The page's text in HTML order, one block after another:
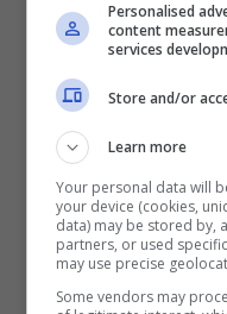
figli. Si potrebbe
l’ennesimo frutto
qualche
fare parlare di
Ad oggi non ci
che facciano
certa è il
Personalised
content
services
Store and/or
Learn more
Your personal data will
your device (cookies,
data) may be stored by,
partners, or used
may use precise
Some vendors may